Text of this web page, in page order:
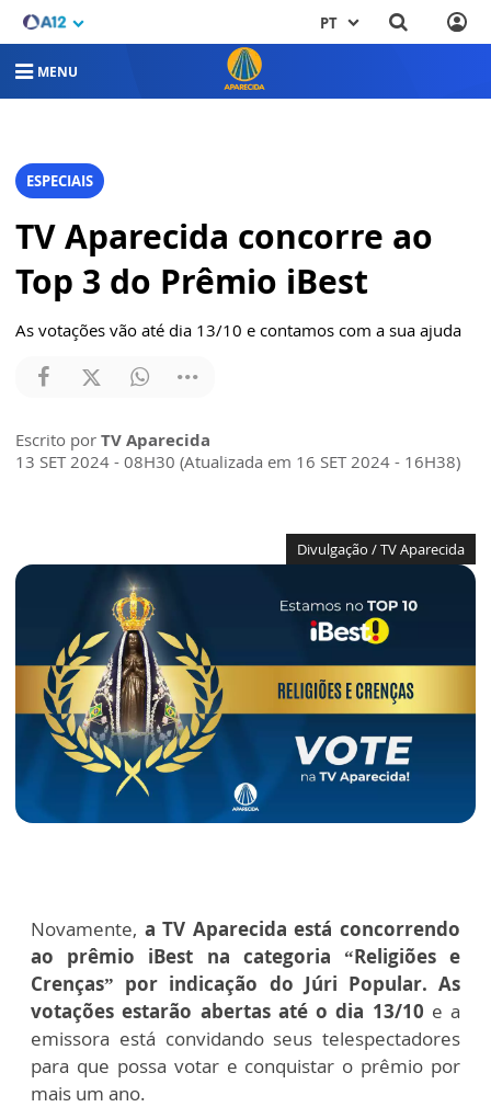
PT
MENU
ESPECIAIS
TV Aparecida concorre ao
Top 3 do Prêmio iBest
As votações vão até dia 13/10 e contamos com a sua ajuda
Escrito por TV Aparecida
13 SET 2024 - 08H30 (Atualizada em 16 SET 2024 - 16H38)
Divulgação / TV Aparecida
Novamente, a TV Aparecida está concorrendo
ao prêmio iBest na categoria “Religiões e
Crenças” por indicação do Júri Popular. As
votações estarão abertas até o dia 13/10 e a
emissora está convidando seus telespectadores
para que possa votar e conquistar o prêmio por
mais um ano.